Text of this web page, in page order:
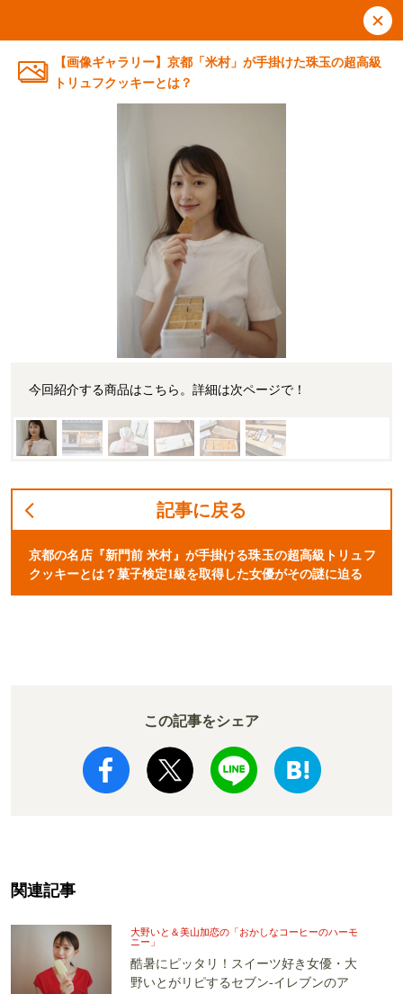
【画像ギャラリー】京都「米村」が手掛けた珠玉の超高級
トリュフクッキーとは？
今回紹介する商品はこちら。詳細は次ページで！
記事に戻る
京都の名店『新門前 米村』が手掛ける珠玉の超高級トリュフ
クッキーとは？菓子検定1級を取得した女優がその謎に迫る
この記事をシェア
関連記事
大野いと＆美山加恋の「おかしなコーヒーのハーモ
ニー」
酷暑にピッタリ！スイーツ好き女優・大
野いとがリピするセブン-イレブンのア